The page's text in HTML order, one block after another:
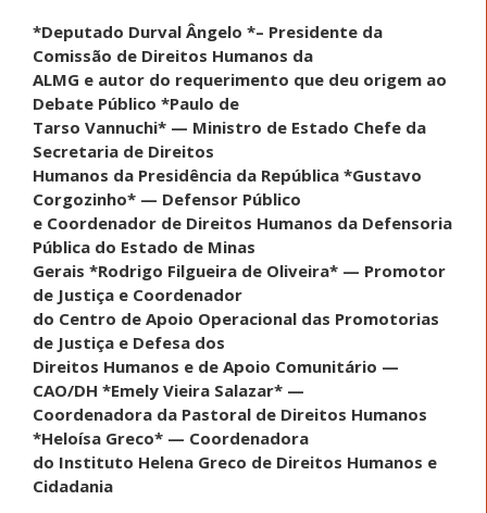
*Deputado Durval Ângelo *– Presidente da
Comissão de Direitos Humanos da
ALMG e autor do requerimento que deu origem ao
Debate Público *Paulo de
Tarso Vannuchi* — Ministro de Estado Chefe da
Secretaria de Direitos
Humanos da Presidência da República *Gustavo
Corgozinho* — Defensor Público
e Coordenador de Direitos Humanos da Defensoria
Pública do Estado de Minas
Gerais *Rodrigo Filgueira de Oliveira* — Promotor
de Justiça e Coordenador
do Centro de Apoio Operacional das Promotorias
de Justiça e Defesa dos
Direitos Humanos e de Apoio Comunitário —
CAO/DH *Emely Vieira Salazar* —
Coordenadora da Pastoral de Direitos Humanos
*Heloísa Greco* — Coordenadora
do Instituto Helena Greco de Direitos Humanos e
Cidadania